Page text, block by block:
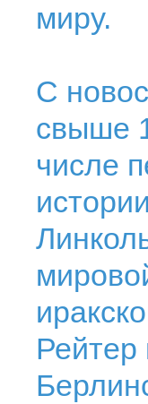
миру.
С
свыше
числе